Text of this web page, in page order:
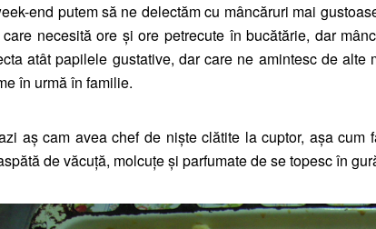
end putem să ne delectăm cu mâncăruri mai
necesită ore şi ore petrecute în bucătărie, dar
atât papilele gustative, dar care ne amintesc de alte
în urmă în familie.
aş cam avea chef de nişte clătite la cuptor, aşa cum
de văcuță, molcuțe şi parfumate de se topesc în